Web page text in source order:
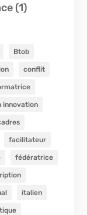
(1)
Btob
conflit
innovation
facilitateur
fédératrice
italien